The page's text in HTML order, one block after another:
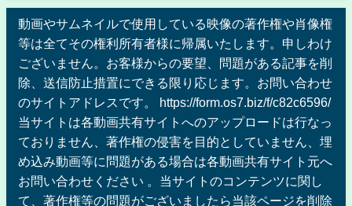
動画やサムネイルで使用している映像の著作権や肖像権
等は全てその権利所有者様に帰属いたします。申しわけ
ございません。お客様からの要望、問題がある記事を削
除、送信防止措置にできる限り応じます。お問い合わせ
のサイトアドレスです。 https://form.os7.biz/f/c82c6596/
当サイトは各動画共有サイトへのアップロードは行なっ
ておりません、著作権の侵害を目的としていません、埋
め込み動画等に問題がある場合は各動画共有サイト元へ
お問い合わせください 。当サイトのコンテンツに関し
て、著作権等の問題がございましたら当該ページを削除